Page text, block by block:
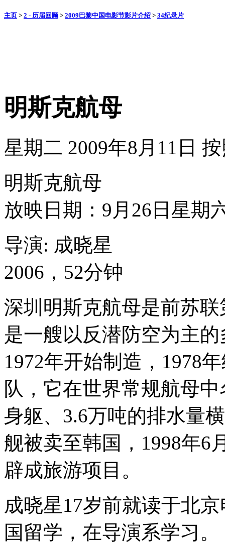
主页 > 2 - 历届回顾 > 2009巴黎中国电影节影片介绍 > 34纪录片
明斯克航母
星期二 2009年8月11日
明斯克航母
放映日期：9月26日星期
导演: 成晓星
2006，52分钟
深圳明斯克航母是前苏
是一艘以反潜防空为主
1972年开始制造，1978
队，它在世界常规航母
身躯、3.6万吨的排水量
舰被卖至韩国，1998年6
辟成旅游项目。
成晓星17岁前就读于北
国留学，在导演系学习